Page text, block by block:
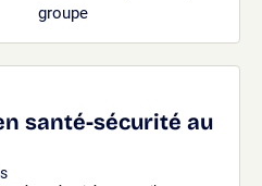
groupe
santé-sécurité au